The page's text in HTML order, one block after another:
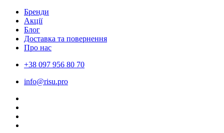
Бренди
Акції
Блог
Доставка та повернення
Про нас
+38 097 956 80 70
info@risu.pro